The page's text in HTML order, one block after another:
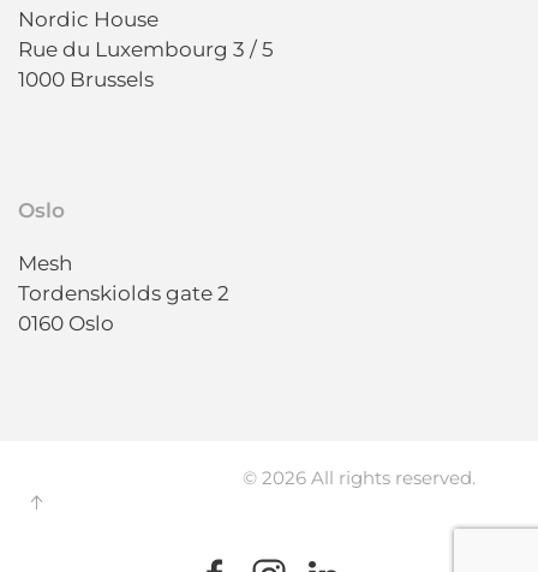
Nordic House
Rue du Luxembourg 3 / 5
1000 Brussels
Oslo
Mesh
Tordenskiolds gate 2
0160 Oslo
© 2026 All rights reserved.